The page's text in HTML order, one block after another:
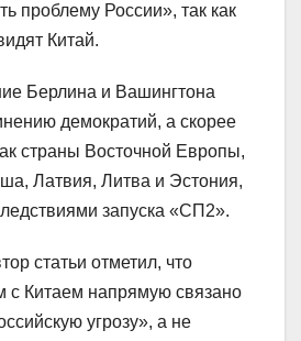
проблему России», так как
Китай.
Берлина и Вашингтона
демократий, а скорее
страны Восточной Европы,
Латвия, Литва и Эстония,
запуска «СП2».
статьи отметил, что
с Китаем напрямую связано
угрозу», а не